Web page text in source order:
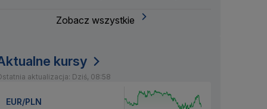
Zobacz wszystkie
kursy
aktualizacja: Dziś, 08:58
EUR/PLN